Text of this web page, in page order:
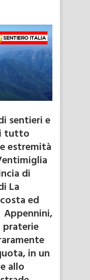
sentieri e
tutto
estremità
di
La
ed
praterie
in un
allo